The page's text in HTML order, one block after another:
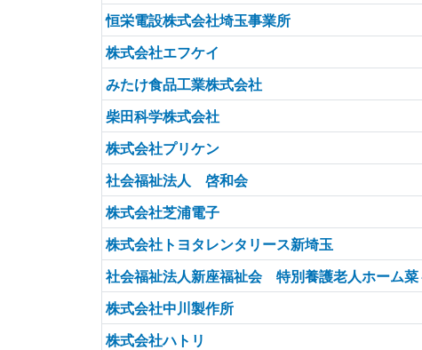
恒栄電設株式会社埼玉事業所
株式会社エフケイ
みたけ食品工業株式会社
柴田科学株式会社
株式会社プリケン
社会福祉法人 啓和会
株式会社芝浦電子
株式会社トヨタレンタリース新埼玉
社会福祉法人新座福祉会 特別養護老人ホーム菜
株式会社中川製作所
株式会社ハトリ